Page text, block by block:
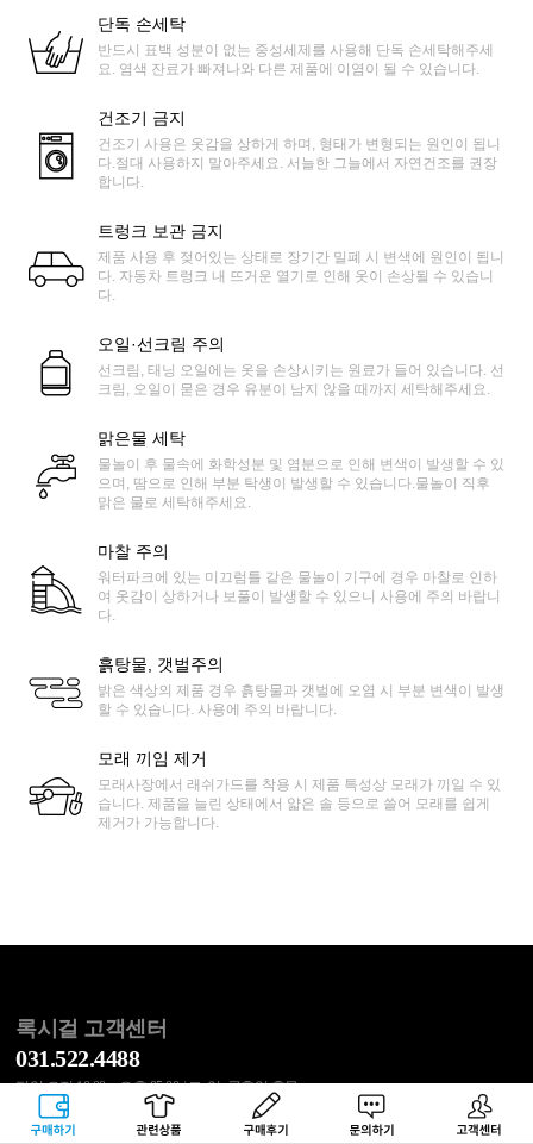
구매하기 관련상품 상품후기 문의하기 고객센터
단독 손세탁
반드시 표백 성분이 없는 중성세제를 사용해 단독 손세탁해주세
요. 염색 잔료가 빠져나와 다른 제품에 이염이 될 수 있습니다.
건조기 금지
건조기 사용은 옷감을 상하게 하며, 형태가 변형되는 원인이 됩니
다.절대 사용하지 말아주세요. 서늘한 그늘에서 자연건조를 권장
합니다.
트렁크 보관 금지
제품 사용 후 젖어있는 상태로 장기간 밀폐 시 변색에 원인이 됩니
다. 자동차 트렁크 내 뜨거운 열기로 인해 옷이 손상될 수 있습니
다.
오일·선크림 주의
선크림, 태닝 오일에는 옷을 손상시키는 원료가 들어 있습니다. 선
크림, 오일이 묻은 경우 유분이 남지 않을 때까지 세탁해주세요.
맑은물 세탁
물놀이 후 물속에 화학성분 및 염분으로 인해 변색이 발생할 수 있
으며, 땀으로 인해 부분 탁생이 발생할 수 있습니다.물놀이 직후
맑은 물로 세탁해주세요.
마찰 주의
워터파크에 있는 미끄럼틀 같은 물놀이 기구에 경우 마찰로 인하
여 옷감이 상하거나 보풀이 발생할 수 있으니 사용에 주의 바랍니
다.
흙탕물, 갯벌주의
밝은 색상의 제품 경우 흙탕물과 갯벌에 오염 시 부분 변색이 발생
할 수 있습니다. 사용에 주의 바랍니다.
모래 끼임 제거
모래사장에서 래쉬가드를 착용 시 제품 특성상 모래가 끼일 수 있
습니다. 제품을 늘린 상태에서 얇은 솔 등으로 쓸어 모래를 쉽게
제거가 가능합니다.
록시걸 고객센터
031.522.4488
평일 오전 10:00 ~ 오후 05:00 / 토, 일, 공휴일 휴무
점심 오후 12:00 ~ 오후 01:00
반품 주소 : 서울시 송파구 동남로 20길 53 1층 CJ대한통운 록시걸